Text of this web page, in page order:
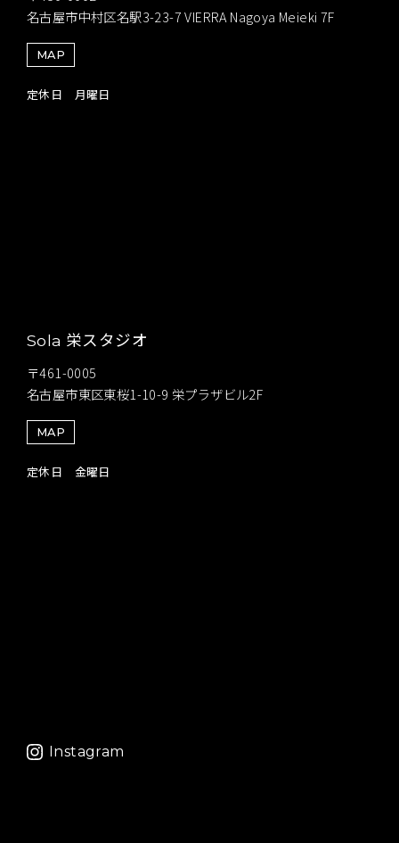
名古屋市中村区名駅3-23-7 VIERRA Nagoya Meieki 7F
MAP
定休日 月曜日
Sola 栄スタジオ
〒461-0005
名古屋市東区東桜1-10-9 栄プラザビル2F
MAP
定休日 金曜日
Instagram